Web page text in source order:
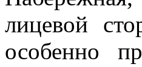
лицевой
особенно